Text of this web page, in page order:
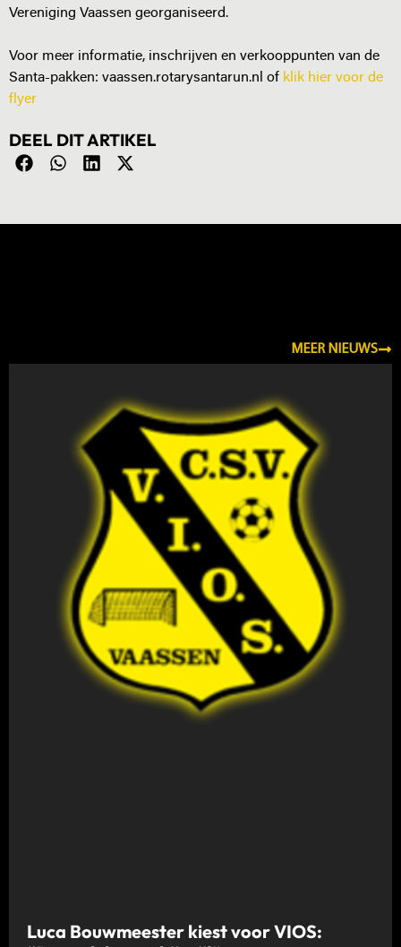
Vereniging Vaassen georganiseerd.
Voor meer informatie, inschrijven en verkooppunten van de
Santa-pakken: vaassen.rotarysantarun.nl of klik hier voor de
flyer
DEEL DIT ARTIKEL
MEER NIEUWS
Luca Bouwmeester kiest voor VIOS: